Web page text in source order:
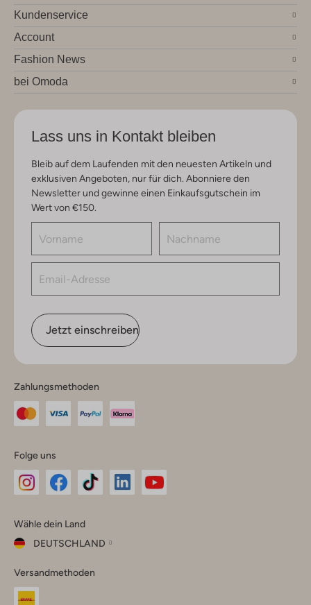
Kundenservice
Account
Fashion News
bei Omoda
Lass uns in Kontakt bleiben
Bleib auf dem Laufenden mit den neuesten Artikeln und
exklusiven Angeboten, nur für dich. Abonniere den
Newsletter und gewinne einen Einkaufsgutschein im
Wert von €150.
Jetzt einschreiben
Zahlungsmethoden
Folge uns
Instagram
Facebook
TikTok
Wähle dein Land
DEUTSCHLAND
dein
Land
Versandmethoden